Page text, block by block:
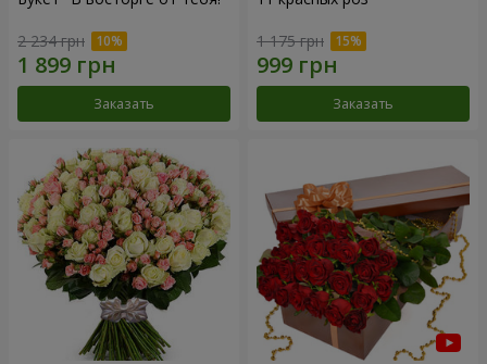
2 234 грн
Заказать
1 175 грн
Заказать